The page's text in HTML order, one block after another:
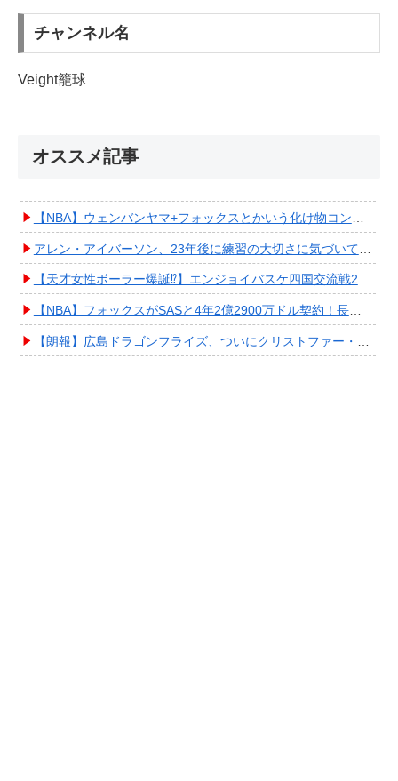
チャンネル名
Veight籠球
オススメ記事
【NBA】ウェンバンヤマ+フォックスとかいう化け物コンビが爆誕してしまうwwwwwwwwww
アレン・アイバーソン、23年後に練習の大切さに気づいてしまうwwwwwwwwwwww
【天才女性ボーラー爆誕⁉︎】エンジョイバスケ四国交流戦2025 in 香川③ #エアボーズ #427
【NBA】フォックスがSASと4年2億2900万ドル契約！長期確保しPO進出へ期待高まる
【朗報】広島ドラゴンフライズ、ついにクリストファー・スミス獲得キタ━━━━(ﾟ∀ﾟ)━━━━!!